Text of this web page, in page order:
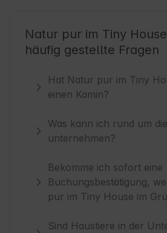
Natur pur im Tiny
häufig gestellte Fragen
Hat Natur pur im Tiny
einen Kamin?
Was kann ich rund um
unternehmen?
Bekomme ich sofort eine
Buchungsbestätigung,
pur im Tiny House im
Sind Haustiere in der